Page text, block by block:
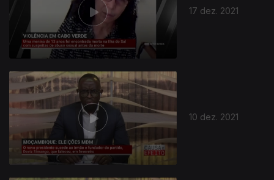
17 dez. 2021
10 dez. 2021